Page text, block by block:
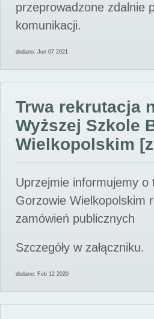
przeprowadzone zdalnie
komunikacji.
dodano: Jun 07 2021
Trwa rekrutacja
Wyższej Szkole
Wielkopolskim
Uprzejmie informujemy
Gorzowie Wielkopolskim
zamówień publicznych
Szczegóły w załączniku.
dodano: Feb 12 2020